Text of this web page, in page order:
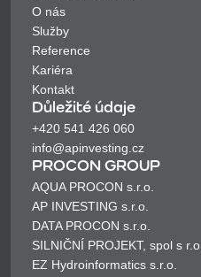
O nás
Služby
Reference
Kariéra
Kontakt
Důležité údaje
+420 541 426 060
info@apinvesting.cz
PROCON GROUP
AQUA PROCON s.r.o.
AP INVESTING s.r.o.
DATA PROCON s.r.o.
SILNIČNÍ PROJEKT, spol s r.o.
EZ Hydroinformatics s.r.o.